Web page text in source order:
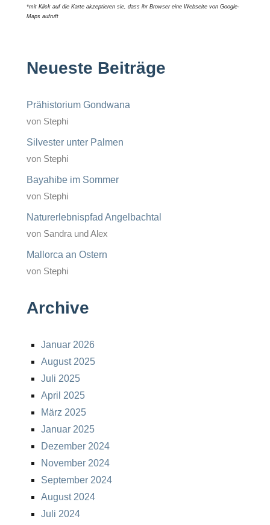
*mit Klick auf die Karte akzeptieren sie, dass ihr Browser eine Webseite von Google-
Maps aufruft
Neueste Beiträge
Prähistorium Gondwana
von Stephi
Silvester unter Palmen
von Stephi
Bayahibe im Sommer
von Stephi
Naturerlebnispfad Angelbachtal
von Sandra und Alex
Mallorca an Ostern
von Stephi
Archive
Januar 2026
August 2025
Juli 2025
April 2025
März 2025
Januar 2025
Dezember 2024
November 2024
September 2024
August 2024
Juli 2024